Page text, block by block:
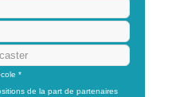
*
de la part de partenaires